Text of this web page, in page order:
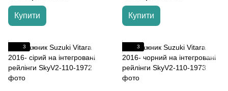
Купити Купити
3 3